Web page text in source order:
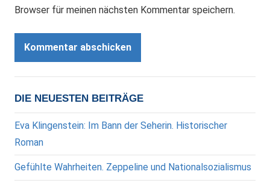
Browser für meinen nächsten Kommentar speichern.
DIE NEUESTEN BEITRÄGE
Eva Klingenstein: Im Bann der Seherin. Historischer
Roman
Gefühlte Wahrheiten. Zeppeline und Nationalsozialismus